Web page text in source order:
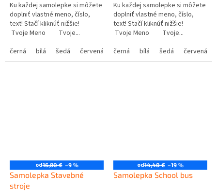
Ku každej samolepke si môžete
doplniť vlastné meno, číslo,
text! Stačí kliknúť nižšie!
Tvoje Meno Tvoje...
černá
bílá šedá červená modrá žlutá zelená růžová
Ku každej samolepke si môžete
doplniť vlastné meno, číslo,
text! Stačí kliknúť nižšie!
Tvoje Meno Tvoje...
černá
bílá šedá červená
od16,80 € –9 %
Samolepka Stavebné
stroje
od14,40 € –19 %
Samolepka School bus